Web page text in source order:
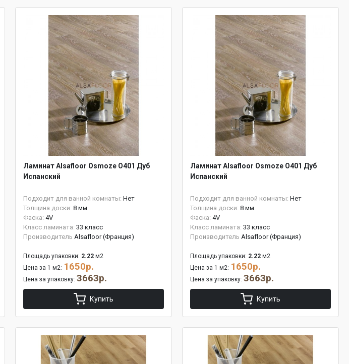
Ламинат Alsafloor Osmoze O401 Дуб
Испанский
Подходит для ванной комнаты: Нет
Толщина доски: 8 мм
Фаска: 4V
Класс ламината: 33 класс
Производитель Alsafloor (Франция)
Площадь упаковки: 2.22 м2
Цена за 1 м2: 1650р.
Цена за упаковку: 3663р.
Купить
Ламинат Alsafloor Osmoze O401 Дуб
Испанский
Подходит для ванной комнаты: Нет
Толщина доски: 8 мм
Фаска: 4V
Класс ламината: 33 класс
Производитель Alsafloor (Франция)
Площадь упаковки: 2.22 м2
Цена за 1 м2: 1650р.
Цена за упаковку: 3663р.
Купить